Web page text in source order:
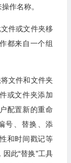
作名称。
件或文件夹移
都来自一个组
文件和文件夹
或文件夹添加
配置新的重命
号、替换、添
和时间戳记等
此“替换”工具